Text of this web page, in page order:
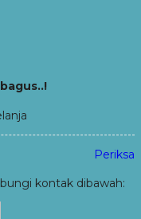
Periksa
kontak dibawah: